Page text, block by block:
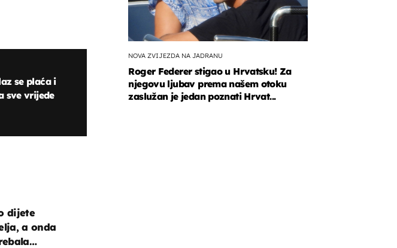
se plaća i
sve vrijede
dijete
a onda
NOVA ZVIJEZDA NA JADRANU
Roger Federer stigao u Hrvatsku! Za
njegovu ljubav prema našem otoku
zaslužan je jedan poznati Hrvat...